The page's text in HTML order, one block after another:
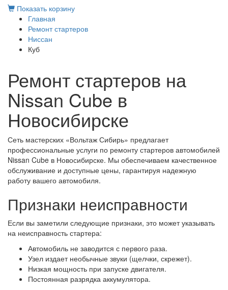
Показать корзину
Главная
Ремонт стартеров
Ниссан
Куб
Ремонт стартеров на
Nissan Cube в
Новосибирске
Сеть мастерских «Вольтаж Сибирь» предлагает
профессиональные услуги по ремонту стартеров автомобилей
Nissan Cube в Новосибирске. Мы обеспечиваем качественное
обслуживание и доступные цены, гарантируя надежную
работу вашего автомобиля.
Признаки неисправности
Если вы заметили следующие признаки, это может указывать
на неисправность стартера:
Автомобиль не заводится с первого раза.
Узел издает необычные звуки (щелчки, скрежет).
Низкая мощность при запуске двигателя.
Постоянная разрядка аккумулятора.